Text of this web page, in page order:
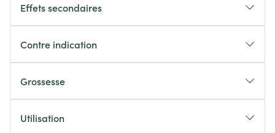
Effets secondaires
Contre indication
Grossesse
Utilisation